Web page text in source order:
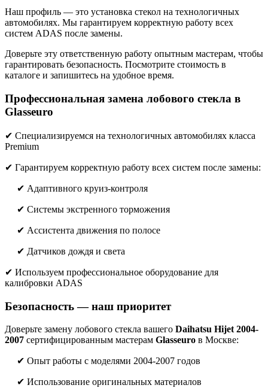
Наш профиль — это установка стекол на технологичных
автомобилях. Мы гарантируем корректную работу всех
систем ADAS после замены.
Доверьте эту ответственную работу опытным мастерам, чтобы
гарантировать безопасность. Посмотрите стоимость в
каталоге и запишитесь на удобное время.
Профессиональная замена лобового стекла в
Glasseuro
✔ Специализируемся на технологичных автомобилях класса
Premium
✔ Гарантируем корректную работу всех систем после замены:
✔ Адаптивного круиз-контроля
✔ Системы экстренного торможения
✔ Ассистента движения по полосе
✔ Датчиков дождя и света
✔ Используем профессиональное оборудование для
калибровки ADAS
Безопасность — наш приоритет
Доверьте замену лобового стекла вашего Daihatsu Hijet 2004-
2007 сертифицированным мастерам Glasseuro в Москве:
✔ Опыт работы с моделями 2004-2007 годов
✔ Использование оригинальных материалов